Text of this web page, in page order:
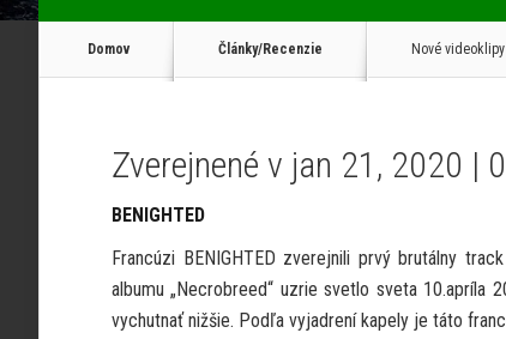
Domov Články/Recenzie Nové videoklipy
Zverejnené v jan 21, 2020 |
BENIGHTED
Francúzi BENIGHTED zverejnili prvý brutálny
albumu „Necrobreed“ uzrie svetlo sveta 10.apríla
vychutnať nižšie. Podľa vyjadrení kapely je táto